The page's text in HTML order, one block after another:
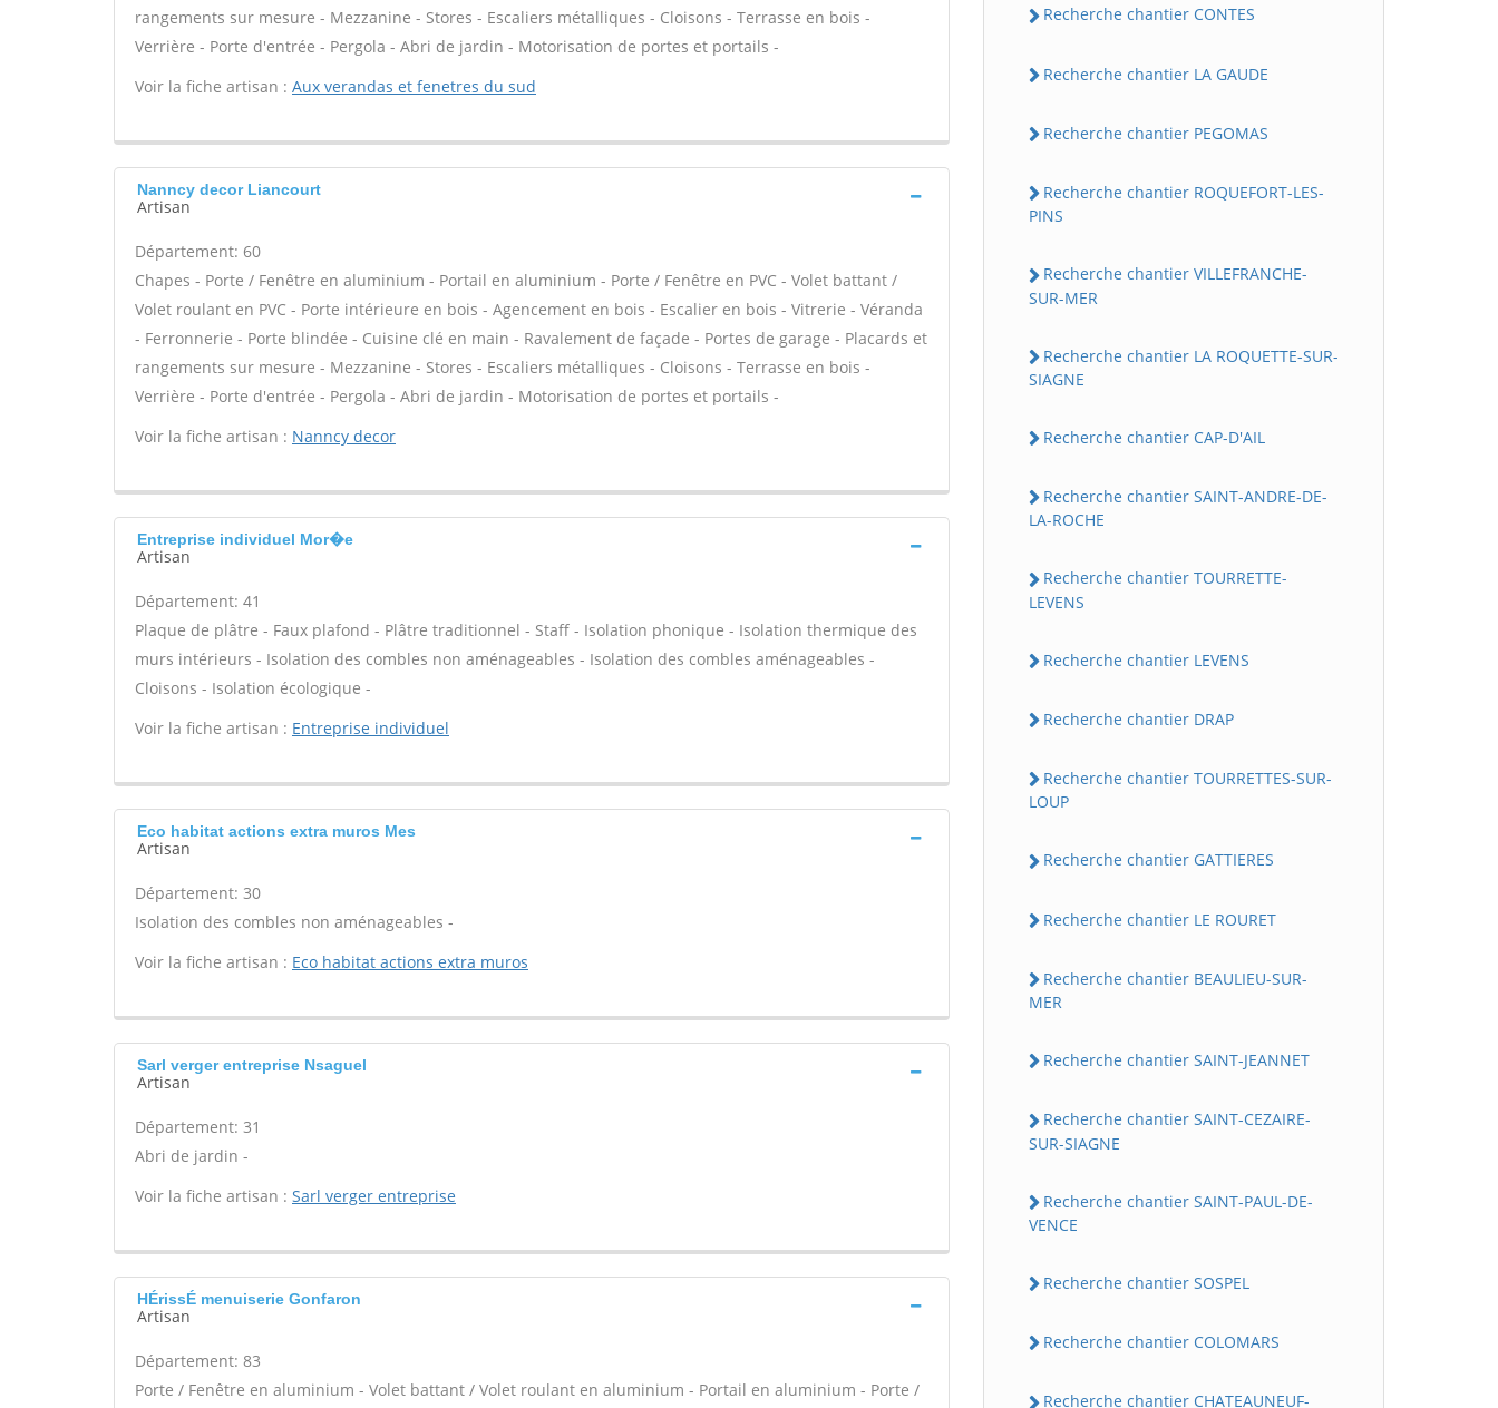
rangements sur mesure - Mezzanine - Stores - Escaliers métalliques - Cloisons - Terrasse en bois -
Verrière - Porte d'entrée - Pergola - Abri de jardin - Motorisation de portes et portails -
Voir la fiche artisan : Aux verandas et fenetres du sud
Nanncy decor Liancourt
Artisan
Département: 60
Chapes - Porte / Fenêtre en aluminium - Portail en aluminium - Porte / Fenêtre en PVC - Volet battant /
Volet roulant en PVC - Porte intérieure en bois - Agencement en bois - Escalier en bois - Vitrerie - Véranda
- Ferronnerie - Porte blindée - Cuisine clé en main - Ravalement de façade - Portes de garage - Placards et
rangements sur mesure - Mezzanine - Stores - Escaliers métalliques - Cloisons - Terrasse en bois -
Verrière - Porte d'entrée - Pergola - Abri de jardin - Motorisation de portes et portails -
Voir la fiche artisan : Nanncy decor
Entreprise individuel Mor�e
Artisan
Département: 41
Plaque de plâtre - Faux plafond - Plâtre traditionnel - Staff - Isolation phonique - Isolation thermique des
murs intérieurs - Isolation des combles non aménageables - Isolation des combles aménageables -
Cloisons - Isolation écologique -
Voir la fiche artisan : Entreprise individuel
Eco habitat actions extra muros Mes
Artisan
Département: 30
Isolation des combles non aménageables -
Voir la fiche artisan : Eco habitat actions extra muros
Sarl verger entreprise Nsaguel
Artisan
Département: 31
Abri de jardin -
Voir la fiche artisan : Sarl verger entreprise
HÉrissÉ menuiserie Gonfaron
Artisan
Département: 83
Porte / Fenêtre en aluminium - Volet battant / Volet roulant en aluminium - Portail en aluminium - Porte /
Recherche chantier CONTES
Recherche chantier LA GAUDE
Recherche chantier PEGOMAS
Recherche chantier ROQUEFORT-LES-
PINS
Recherche chantier VILLEFRANCHE-
SUR-MER
Recherche chantier LA ROQUETTE-SUR-
SIAGNE
Recherche chantier CAP-D'AIL
Recherche chantier SAINT-ANDRE-DE-
LA-ROCHE
Recherche chantier TOURRETTE-
LEVENS
Recherche chantier LEVENS
Recherche chantier DRAP
Recherche chantier TOURRETTES-SUR-
LOUP
Recherche chantier GATTIERES
Recherche chantier LE ROURET
Recherche chantier BEAULIEU-SUR-
MER
Recherche chantier SAINT-JEANNET
Recherche chantier SAINT-CEZAIRE-
SUR-SIAGNE
Recherche chantier SAINT-PAUL-DE-
VENCE
Recherche chantier SOSPEL
Recherche chantier COLOMARS
Recherche chantier CHATEAUNEUF-